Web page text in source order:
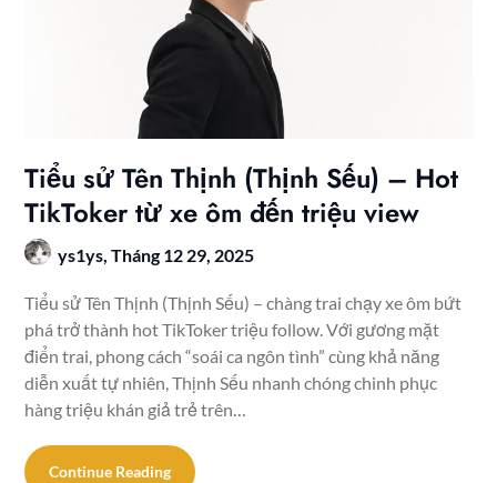
Tiểu sử Tên Thịnh (Thịnh Sếu) – Hot
TikToker từ xe ôm đến triệu view
ys1ys,Tháng 12 29, 2025
Tiểu sử Tên Thịnh (Thịnh Sếu) – chàng trai chạy xe ôm bứt
phá trở thành hot TikToker triệu follow. Với gương mặt
điển trai, phong cách “soái ca ngôn tình” cùng khả năng
diễn xuất tự nhiên, Thịnh Sếu nhanh chóng chinh phục
hàng triệu khán giả trẻ trên…
Continue Reading